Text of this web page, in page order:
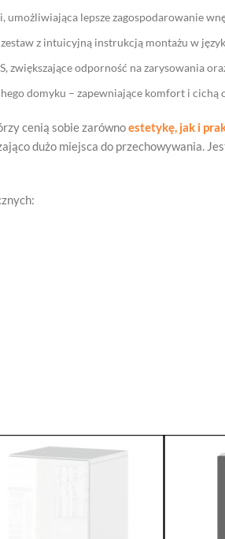
umożliwiająca lepsze zagospodarowanie
z intuicyjną instrukcją montażu w
zwiększające odporność na zarysowania
domyku – zapewniające komfort i cichą
cenią sobie zarównoestetykę, jak i
dużo miejsca do przechowywania.